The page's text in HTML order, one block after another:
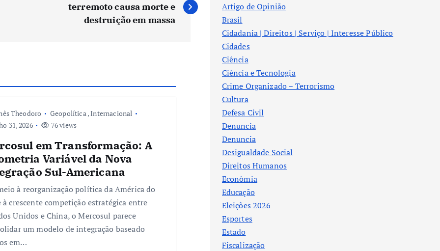
terremoto causa morte e
destruição em massa
Theodoro Geopolítica,Internacional
31, 2026
76 views
em Transformação: A
Variável da Nova
Sul-Americana
à reorganização política da América do
à crescente competição estratégica entre
Unidos e China, o Mercosul parece
um modelo de integração baseado
em…
Artigo de Opinião
Brasil
Cidadania | Direitos | Serviço | Interesse Público
Cidades
Ciência
Ciência e Tecnologia
Crime Organizado – Terrorismo
Cultura
Defesa Civil
Denuncia
Denuncia
Desigualdade Social
Direitos Humanos
Econômia
Educação
Eleições 2026
Esportes
Estado
Fiscalização